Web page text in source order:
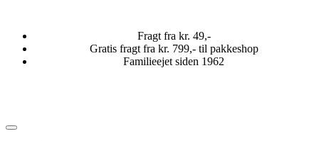
Fragt fra kr. 49,-
Gratis fragt fra kr. 799,- til pakkeshop
Familieejet siden 1962